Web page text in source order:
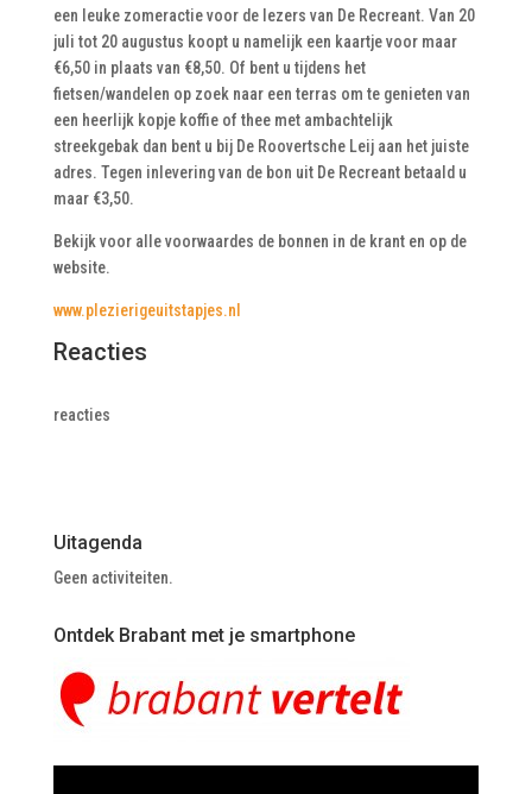
een leuke zomeractie voor de lezers van De Recreant. Van 20
juli tot 20 augustus koopt u namelijk een kaartje voor maar
€6,50 in plaats van €8,50. Of bent u tijdens het
fietsen/wandelen op zoek naar een terras om te genieten van
een heerlijk kopje koffie of thee met ambachtelijk
streekgebak dan bent u bij De Roovertsche Leij aan het juiste
adres. Tegen inlevering van de bon uit De Recreant betaald u
maar €3,50.
Bekijk voor alle voorwaardes de bonnen in de krant en op de
website.
www.plezierigeuitstapjes.nl
Reacties
reacties
Uitagenda
Geen activiteiten.
Ontdek Brabant met je smartphone